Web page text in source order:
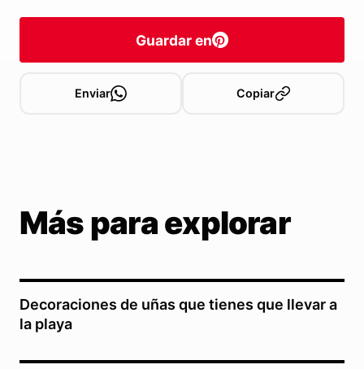
Guardar en
Enviar Copiar
Más para explorar
Decoraciones de uñas que tienes que llevar a
la playa